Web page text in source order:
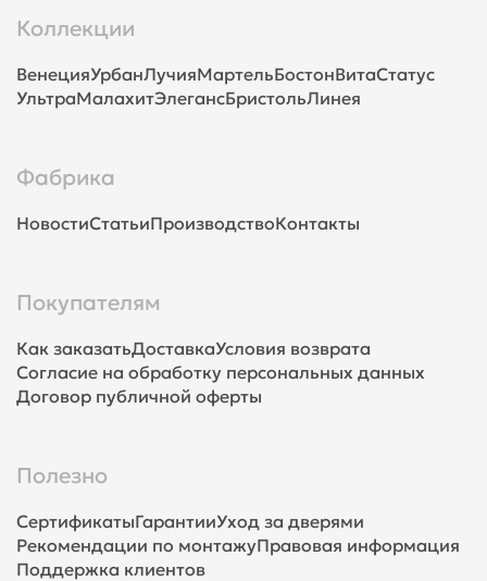
Коллекции
ВенецияУрбанЛучияМартельБостонВитаСтатус
УльтраМалахитЭлегансБристольЛинея
Фабрика
НовостиСтатьиПроизводствоКонтакты
Покупателям
Как заказатьДоставкаУсловия возврата
Согласие на обработку персональных данных
Договор публичной оферты
Полезно
СертификатыГарантииУход за дверями
Рекомендации по монтажуПравовая информация
Поддержка клиентов